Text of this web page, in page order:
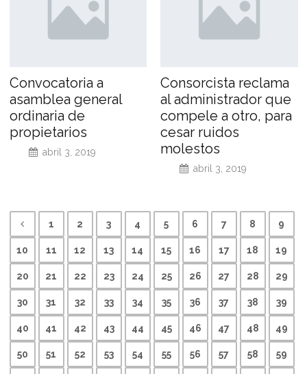
Convocatoria a
asamblea general
ordinaria de
propietarios
abril 3, 2019
Consorcista reclama
al administrador que
compele a otro, para
cesar ruidos
molestos
abril 3, 2019
1 2 3 4 5 6 7 8 9
10 11 12 13 14 15 16 17 18 19
20 21 22 23 24 25 26 27 28 29
30 31 32 33 34 35 36 37 38 39
40 41 42 43 44 45 46 47 48 49
50 51 52 53 54 55 56 57 58 59